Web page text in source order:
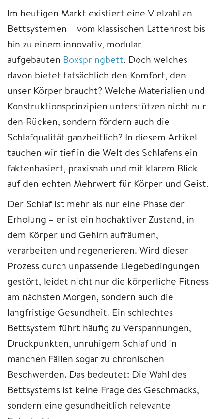
Im heutigen Markt existiert eine Vielzahl an
Bettsystemen – vom klassischen Lattenrost bis
hin zu einem innovativ, modular
aufgebauten Boxspringbett. Doch welches
davon bietet tatsächlich den Komfort, den
unser Körper braucht? Welche Materialien und
Konstruktionsprinzipien unterstützen nicht nur
den Rücken, sondern fördern auch die
Schlafqualität ganzheitlich? In diesem Artikel
tauchen wir tief in die Welt des Schlafens ein –
faktenbasiert, praxisnah und mit klarem Blick
auf den echten Mehrwert für Körper und Geist.
Der Schlaf ist mehr als nur eine Phase der
Erholung – er ist ein hochaktiver Zustand, in
dem Körper und Gehirn aufräumen,
verarbeiten und regenerieren. Wird dieser
Prozess durch unpassende Liegebedingungen
gestört, leidet nicht nur die körperliche Fitness
am nächsten Morgen, sondern auch die
langfristige Gesundheit. Ein schlechtes
Bettsystem führt häufig zu Verspannungen,
Druckpunkten, unruhigem Schlaf und in
manchen Fällen sogar zu chronischen
Beschwerden. Das bedeutet: Die Wahl des
Bettsystems ist keine Frage des Geschmacks,
sondern eine gesundheitlich relevante